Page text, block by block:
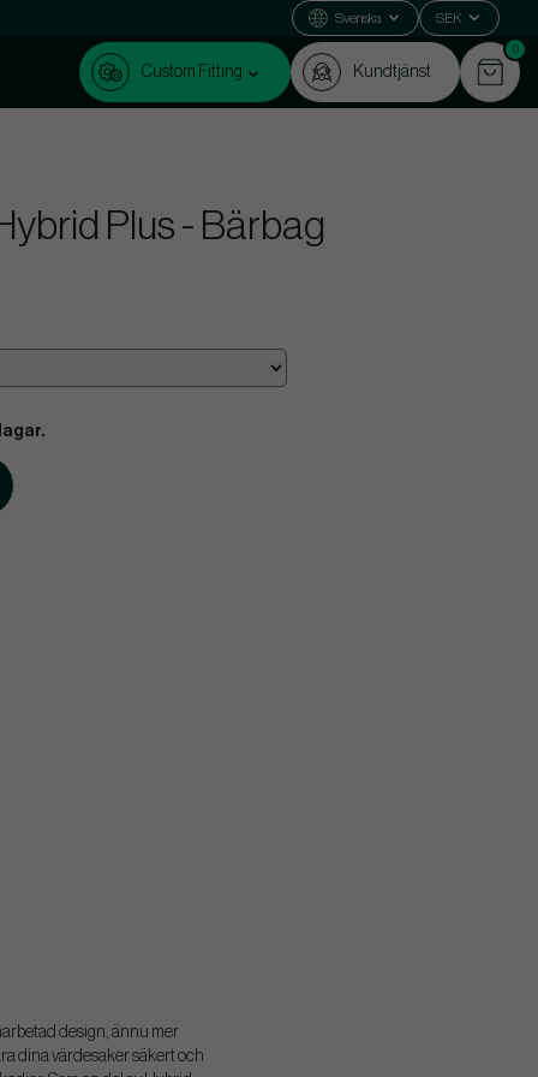
Svenska SEK
Custom Fitting Kundtjänst
0
Plus - Bärbag
design, ännu mer
dina värdesaker säkert och